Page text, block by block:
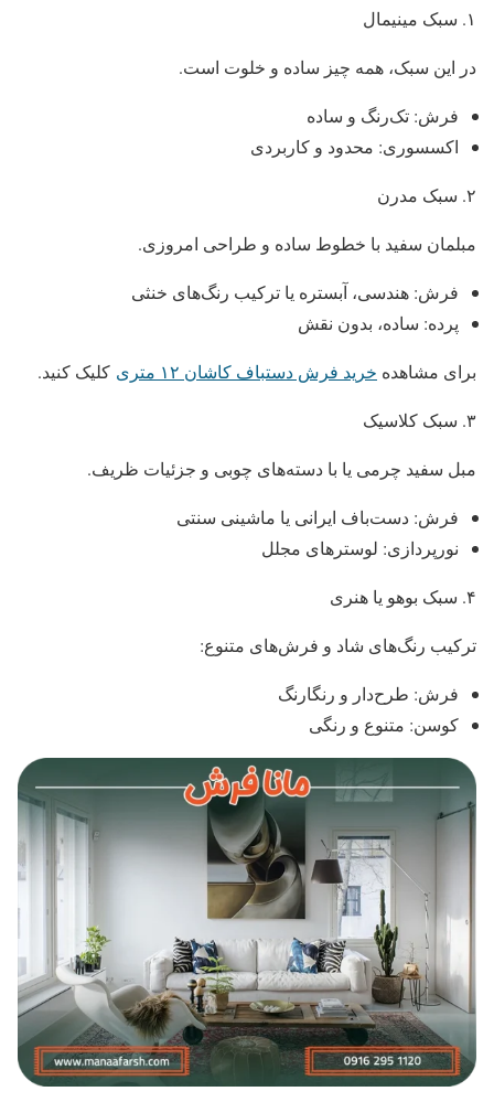
۱. سبک مینیمال
در این سبک، همه چیز ساده و خلوت است.
فرش: تک‌رنگ و ساده
اکسسوری: محدود و کاربردی
۲. سبک مدرن
مبلمان سفید با خطوط ساده و طراحی امروزی.
فرش: هندسی، آبستره یا ترکیب رنگ‌های خنثی
پرده: ساده، بدون نقش
برای مشاهده خرید فرش دستباف کاشان ۱۲ متری کلیک کنید.
۳. سبک کلاسیک
مبل سفید چرمی یا با دسته‌های چوبی و جزئیات ظریف.
فرش: دست‌باف ایرانی یا ماشینی سنتی
نورپردازی: لوسترهای مجلل
۴. سبک بوهو یا هنری
ترکیب رنگ‌های شاد و فرش‌های متنوع:
فرش: طرح‌دار و رنگارنگ
کوسن: متنوع و رنگی